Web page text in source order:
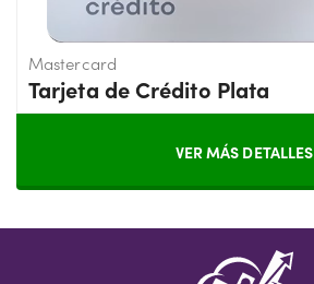
Mastercard
Tarjeta de Crédito Plata
VER MÁS DETALLES